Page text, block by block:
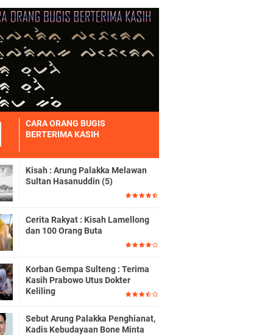
CARA ORANG BUGIS
BERTERIMA KASIH
Kisah : Arung Palakka Melawan
Sultan Hasanuddin (5)
Cerita Rakyat : Kisah Lamellong
dan 100 Orang Buta
Korban Gempa Sulteng : Terima
Kasih Prabowo Utus Dokter
Keliling
Sebut Arung Palakka Penghianat,
Kadis Kebudayaan Bone Minta